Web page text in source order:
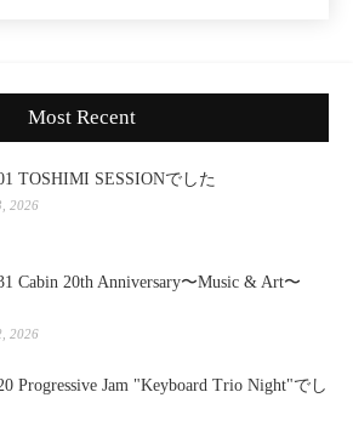
Most Recent
TOSHIMI SESSIONでした
2026
Cabin 20th Anniversary〜Music & Art〜
2026
Progressive Jam "Keyboard Trio Night"でし